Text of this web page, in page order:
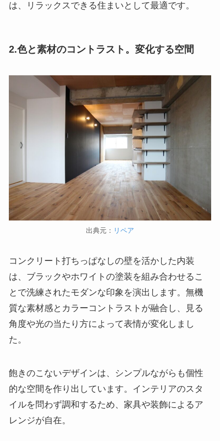
は、リラックスできる住まいとして最適です。
2.色と素材のコントラスト。変化する空間
出典元： リペア
コンクリート打ちっぱなしの壁を活かした内装
は、ブラックやホワイトの塗装を組み合わせるこ
とで洗練されたモダンな印象を演出します。無機
質な素材感とカラーコントラストが融合し、見る
角度や光の当たり方によって表情が変化しまし
た。
飽きのこないデザインは、シンプルながらも個性
的な空間を作り出しています。インテリアのスタ
イルを問わず調和するため、家具や装飾によるア
レンジが自在。